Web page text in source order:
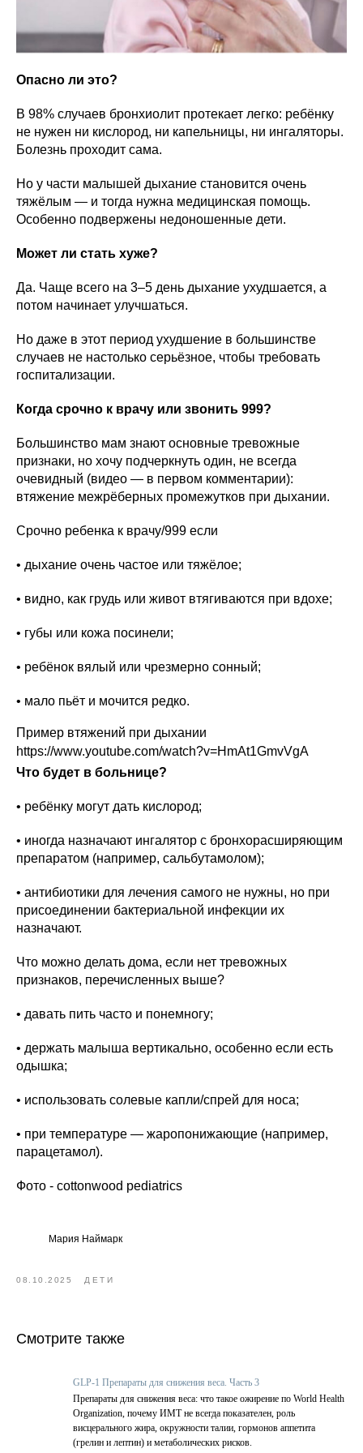
Опасно ли это?
В 98% случаев бронхиолит протекает легко: ребёнку
не нужен ни кислород, ни капельницы, ни ингаляторы.
Болезнь проходит сама.
Но у части малышей дыхание становится очень
тяжёлым — и тогда нужна медицинская помощь.
Особенно подвержены недоношенные дети.
Может ли стать хуже?
Да. Чаще всего на 3–5 день дыхание ухудшается, а
потом начинает улучшаться.
Но даже в этот период ухудшение в большинстве
случаев не настолько серьёзное, чтобы требовать
госпитализации.
Когда срочно к врачу или звонить 999?
Большинство мам знают основные тревожные
признаки, но хочу подчеркнуть один, не всегда
очевидный (видео — в первом комментарии):
втяжение межрёберных промежутков при дыхании.
Срочно ребенка к врачу/999 если
• дыхание очень частое или тяжёлое;
• видно, как грудь или живот втягиваются при вдохе;
• губы или кожа посинели;
• ребёнок вялый или чрезмерно сонный;
• мало пьёт и мочится редко.
Пример втяжений при дыхании
https://www.youtube.com/watch?v=HmAt1GmvVgA
Что будет в больнице?
• ребёнку могут дать кислород;
• иногда назначают ингалятор с бронхорасширяющим
препаратом (например, сальбутамолом);
• антибиотики для лечения самого не нужны, но при
присоединении бактериальной инфекции их
назначают.
Что можно делать дома, если нет тревожных
признаков, перечисленных выше?
• давать пить часто и понемногу;
• держать малыша вертикально, особенно если есть
одышка;
• использовать солевые капли/спрей для носа;
• при температуре — жаропонижающие (например,
парацетамол).
Фото - cottonwood pediatrics
Мария Наймарк
08.10.2025 ДЕТИ
Смотрите также
GLP-1 Препараты для снижения веса. Часть 3
Препараты для снижения веса: что такое ожирение по World Health
Organization, почему ИМТ не всегда показателен, роль
висцерального жира, окружности талии, гормонов аппетита
(грелин и лептин) и метаболических рисков.